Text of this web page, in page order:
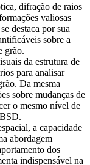
, difração de raios
valiosas
se destaca por sua
sobre a
grão.
da estrutura de
para analisar
Da mesma
sobre mudanças de
o mesmo nível de
a capacidade
abordagem
dos
indispensável na